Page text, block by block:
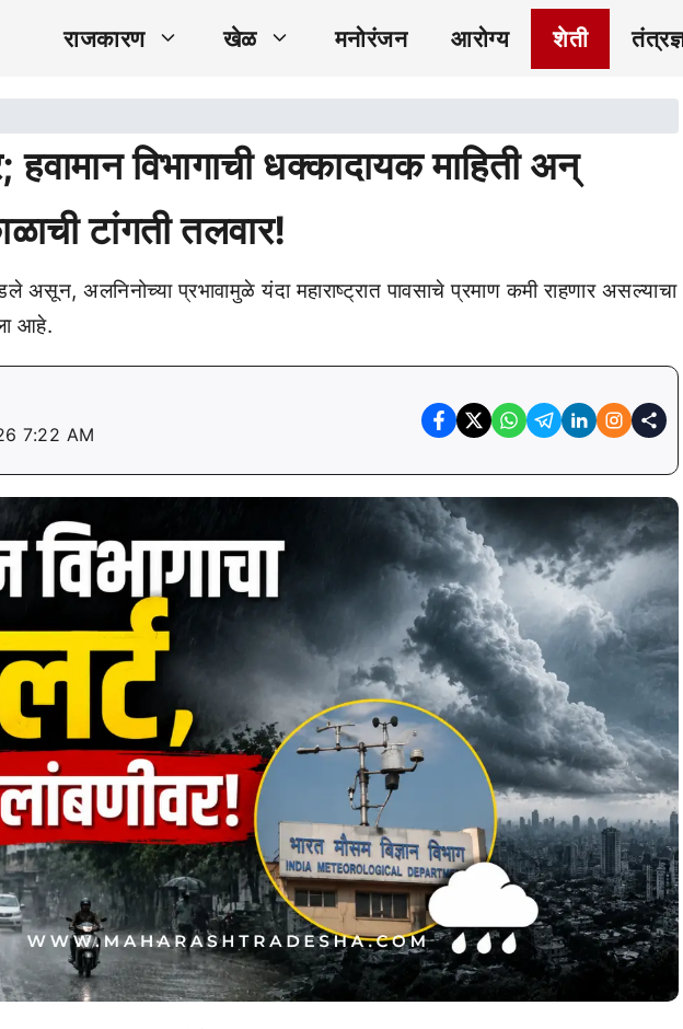
राजकारण खेळ मनोरंजन आरोग्य शेती
हवामान विभागाची धक्कादायक माहिती अन्
टांगती तलवार!
अलनिनोच्या प्रभावामुळे यंदा महाराष्ट्रात पावसाचे प्रमाण कमी राहणार असल्याचा
आहे.
7:22 AM